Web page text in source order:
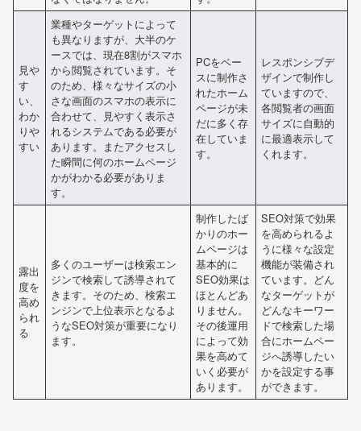
見や
す
い、
わか
りや
すい
業種やターゲットによって
も異なりますが、大半のケ
ースでは、現在8割がスマホ
から閲覧されています。そ
のため、様々なサイズの小
さな画面のスマホの表示に
合わせて、見やすく表示さ
れるシステムである必要が
あります。またアクセスし
た瞬間に何のホームページ
かがわかる必要がありま
す。
PCをベー
スに制作さ
れたホーム
ページが未
だに多く存
在していま
す。
レスポンシブデ
ザインで制作し
ていますので、
各閲覧者の画面
サイズに自動的
に最適表示して
くれます。
露出
度を
高め
られ
る
多くのユーザーは検索エン
ジンで検索して誘導されて
きます。そのため、検索エ
ンジンで上位表示となるよ
うなSEO対策が重要になり
ます。
制作したば
かりのホー
ムページは
基本的に
SEO効果は
ほとんどあ
りません。
その後運用
によって効
果を高めて
いく必要が
あります。
SEO対策で効果
を高められるよ
うに様々な設定
機能が装備され
ています。どん
なターゲットが
どんなキーワー
ドで検索した場
合にホームペー
ジへ誘導したい
かを設定する事
ができます。